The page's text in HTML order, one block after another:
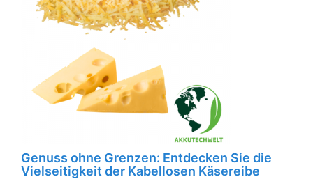
Genuss ohne Grenzen: Entdecken Sie die
Vielseitigkeit der Kabellosen Käsereibe